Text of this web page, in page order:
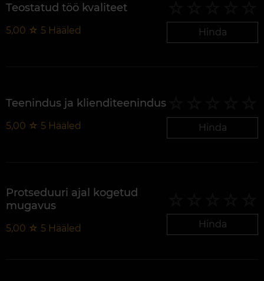
Teostatud töö kvaliteet
5,00 ☆ 5 Hääled Hinda
Teenindus ja klienditeenindus
5,00 ☆ 5 Hääled Hinda
Protseduuri ajal kogetud
mugavus
5,00 ☆ 5 Hääled Hinda